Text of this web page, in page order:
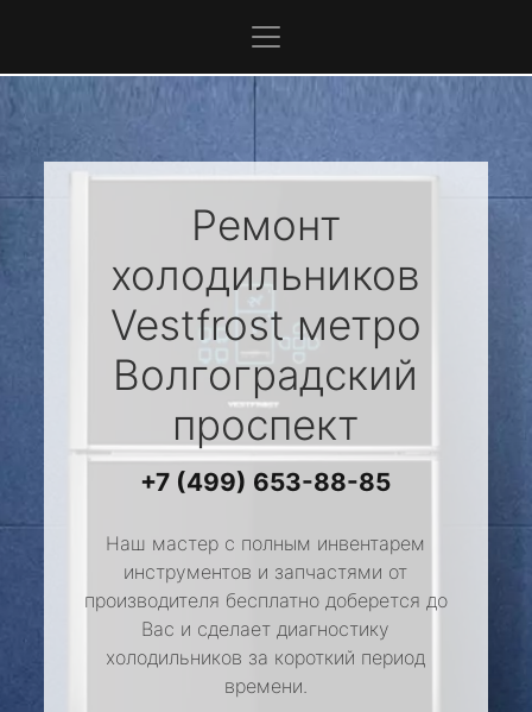
Ремонт
холодильников
Vestfrostметро
Волгоградский
проспект
+7 (499) 653-88-85
Наш мастер с полным инвентарем
инструментов и запчастями от
производителя бесплатно доберется до
Вас и сделает диагностику
холодильников за короткий период
времени.